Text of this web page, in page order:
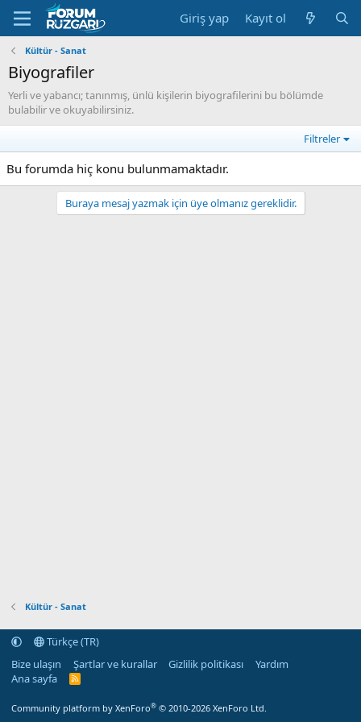
Giriş yap Kayıt ol
Kültür - Sanat
Biyografiler
Yerli ve yabancı; tanınmış, ünlü kişilerin biyografilerini bu bölümde
bulabilir ve okuyabilirsiniz.
Filtreler
Bu forumda hiç konu bulunmamaktadır.
Buraya mesaj yazmak için üye olmanız gereklidir.
Kültür - Sanat
Türkçe (TR)
Bize ulaşın
Şartlar ve kurallar Gizlilik politikası
Yardım
Ana sayfa
R
Community platform by XenForo® © 2010-2026 XenForo Ltd.